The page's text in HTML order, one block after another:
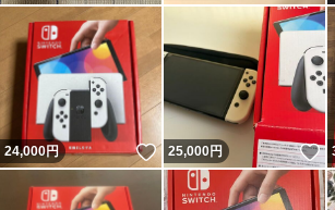
24,000円 いいね！
25,000円